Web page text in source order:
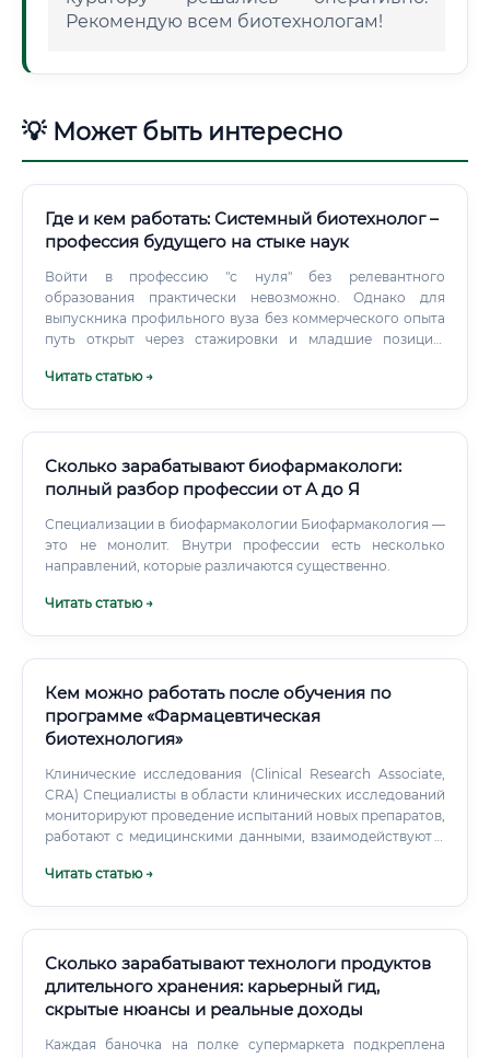
Рекомендую всем биотехнологам!
💡 Может быть интересно
Где и кем работать: Системный биотехнолог –
профессия будущего на стыке наук
Войти в профессию "с нуля" без релевантного
образования практически невозможно. Однако для
выпускника профильного вуза без коммерческого опыта
путь открыт через стажировки и младшие позиции.
студенческих научных проектах, публикации, победы в
Читать статью →
Сколько зарабатывают биофармакологи:
полный разбор профессии от А до Я
Специализации в биофармакологии Биофармакология —
это не монолит. Внутри профессии есть несколько
направлений, которые различаются существенно.
Читать статью →
Кем можно работать после обучения по
программе «Фармацевтическая
биотехнология»
Клинические исследования (Clinical Research Associate,
CRA) Специалисты в области клинических исследований
мониторируют проведение испытаний новых препаратов,
работают с медицинскими данными, взаимодействуют с
лучше: Это скорее смежная, а не конкурирующая
направлений), тогда как узкий специалист по CRA не
сможет легко перейти на производство или в R&D.
Читать статью →
Сколько зарабатывают технологи продуктов
длительного хранения: карьерный гид,
скрытые нюансы и реальные доходы
Каждая баночка на полке супермаркета подкреплена